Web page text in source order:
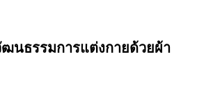
ฒนธรรมการแต่งกายด้วยผ้า